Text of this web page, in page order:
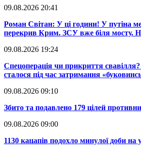
09.08.2026 20:41
​Роман Світан: У ці години! У путіна
перекрив Крим. ЗСУ вже біля мосту.
09.08.2026 19:24
​Спецоперація чи прикриття
сталося під час затримання
09.08.2026 09:10
​Збито та подавлено 179 цілей
09.08.2026 09:00
​1130 кацапів подохло минулої доби на